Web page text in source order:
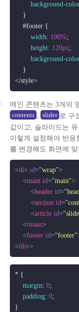
background-
    }
#footer {
width: 100%;
height: 120px;
background-
    }
메인 콘텐츠는 3개의
contents , slider 로 구
값이고, 슬라이드는
이렇게 설정해야 반응
를 변경해도 화면에
<div id="wrap">
<main id="main">
<header id=
<section id=
<article id=
</main>
<footer id="footer"
</div>
* {
margin: 0;
padding: 0;